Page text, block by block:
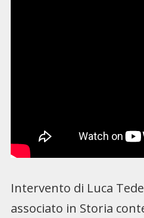
Intervento di Luca
associato in Storia